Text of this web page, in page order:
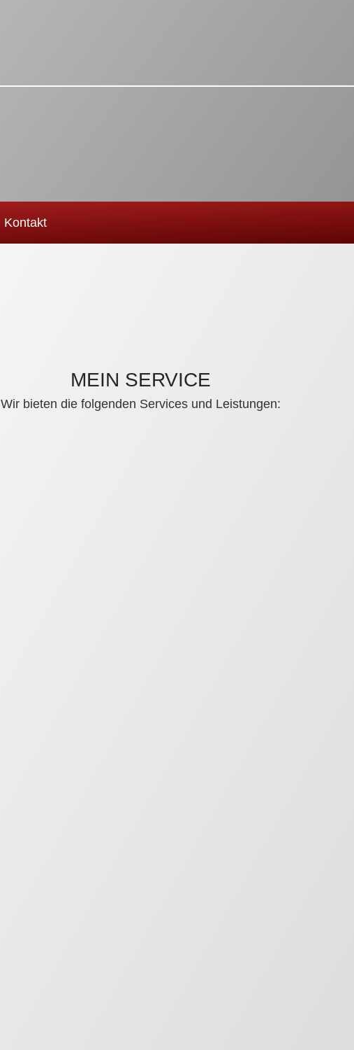
Kontakt
MEIN SERVICE
Wir bieten die folgenden Services und Leistungen: